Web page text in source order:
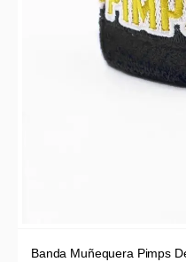
Banda Muñequera Pimps